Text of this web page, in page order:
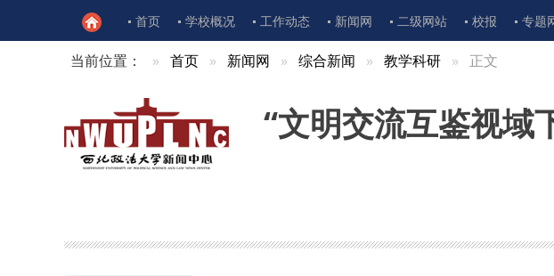
首页 学校概况 工作动态 新闻网 二级网站 校报 专题
当前位置： 首页 新闻网 综合新闻 教学科研 正文
“文明交流互鉴视域